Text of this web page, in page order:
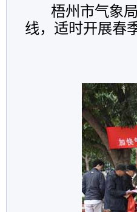
梧州市气象
线，适时开展春